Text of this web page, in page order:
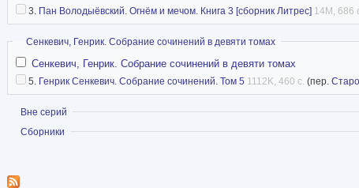
3. Пан Володыёвский. Огнём и мечом. Книга 3 [сборник Литрес] 14M, 686
Скрыть
Сенкевич, Генрик. Собрание сочинений в девяти томах
Сенкевич, Генрик. Собрание сочинений в девяти томах
5. Генрик Сенкевич. Собрание сочинений. Том 5 1112K, 460 с. (пер.
Показать
Вне серий
Показать
Сборники